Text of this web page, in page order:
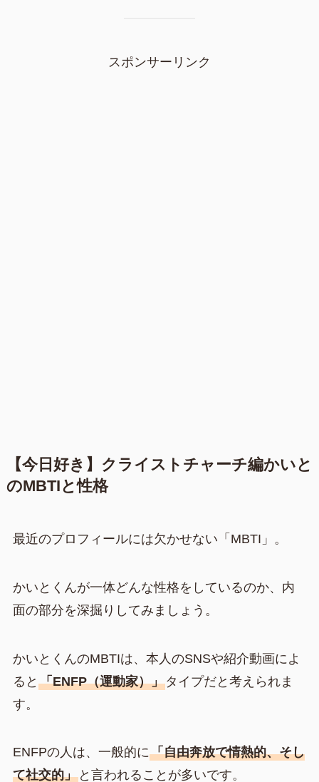
スポンサーリンク
【今日好き】クライストチャーチ編かいと
のMBTIと性格
最近のプロフィールには欠かせない「MBTI」。
かいとくんが一体どんな性格をしているのか、内
面の部分を深掘りしてみましょう。
かいとくんのMBTIは、本人のSNSや紹介動画によ
ると 「ENFP（運動家）」タイプだと考えられま
す。
ENFPの人は、一般的に「自由奔放で情熱的、そし
て社交的」と言われることが多いです。